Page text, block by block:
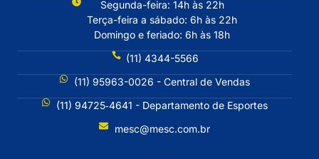
Segunda-feira: 14h às 22h
Terça-feira a sábado: 6h às 22h
Domingo e feriado: 6h às 18h
(11) 4344-5566
(11) 95963-0026 - Central de Vendas
(11) 94725‐4641 - Departamento de Esportes
mesc@mesc.com.br